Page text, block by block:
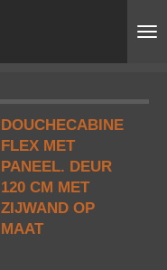
DOUCHECABINE
FLEX MET
PANEEL. DEUR
120 CM MET
ZIJWAND OP
MAAT